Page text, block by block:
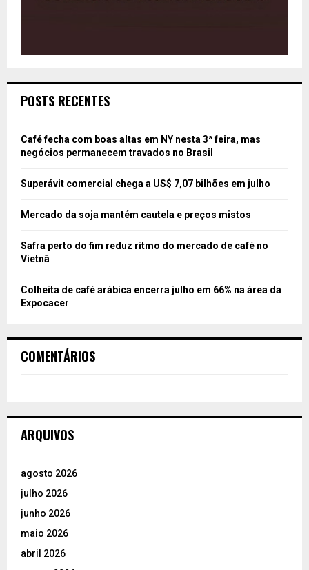
POSTS RECENTES
Café fecha com boas altas em NY nesta 3ª feira, mas
negócios permanecem travados no Brasil
Superávit comercial chega a US$ 7,07 bilhões em julho
Mercado da soja mantém cautela e preços mistos
Safra perto do fim reduz ritmo do mercado de café no
Vietnã
Colheita de café arábica encerra julho em 66% na área da
Expocacer
COMENTÁRIOS
ARQUIVOS
agosto 2026
julho 2026
junho 2026
maio 2026
abril 2026